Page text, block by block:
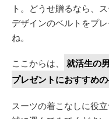
ト。どうせ贈るなら、
デザインのベルトをプ
ね。
ここからは、
就活生の
プレゼントにおすすめ
スーツの着こなしに役